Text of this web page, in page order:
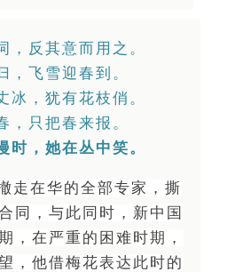
，反其意而用之。
，飞雪迎春到。
冰，犹有花枝俏。
，只把春来报。
时，她在丛中笑。
走在华的全部专家，撕
同，与此同时，新中国
，在严重的困难时期，
，他借梅花表达此时的